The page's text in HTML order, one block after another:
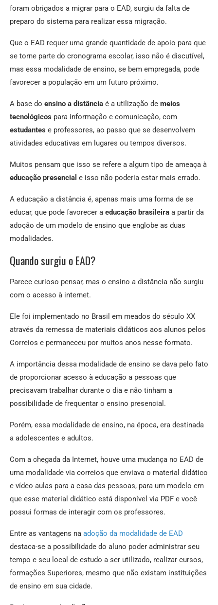
foram obrigados a migrar para o EAD, surgiu da falta de
preparo do sistema para realizar essa migração.
Que o EAD requer uma grande quantidade de apoio para que
se torne parte do cronograma escolar, isso não é discutível,
mas essa modalidade de ensino, se bem empregada, pode
favorecer a população em um futuro próximo.
A base do ensino a distância é a utilização de meios
tecnológicos para informação e comunicação, com
estudantes e professores, ao passo que se desenvolvem
atividades educativas em lugares ou tempos diversos.
Muitos pensam que isso se refere a algum tipo de ameaça à
educação presencial e isso não poderia estar mais errado.
A educação a distância é, apenas mais uma forma de se
educar, que pode favorecer a educação brasileira a partir da
adoção de um modelo de ensino que englobe as duas
modalidades.
Quando surgiu o EAD?
Parece curioso pensar, mas o ensino a distância não surgiu
com o acesso à internet.
Ele foi implementado no Brasil em meados do século XX
através da remessa de materiais didáticos aos alunos pelos
Correios e permaneceu por muitos anos nesse formato.
A importância dessa modalidade de ensino se dava pelo fato
de proporcionar acesso à educação a pessoas que
precisavam trabalhar durante o dia e não tinham a
possibilidade de frequentar o ensino presencial.
Porém, essa modalidade de ensino, na época, era destinada
a adolescentes e adultos.
Com a chegada da Internet, houve uma mudança no EAD de
uma modalidade via correios que enviava o material didático
e vídeo aulas para a casa das pessoas, para um modelo em
que esse material didático está disponível via PDF e você
possui formas de interagir com os professores.
Entre as vantagens na adoção da modalidade de EAD
destaca-se a possibilidade do aluno poder administrar seu
tempo e seu local de estudo a ser utilizado, realizar cursos,
formações Superiores, mesmo que não existam instituições
de ensino em sua cidade.